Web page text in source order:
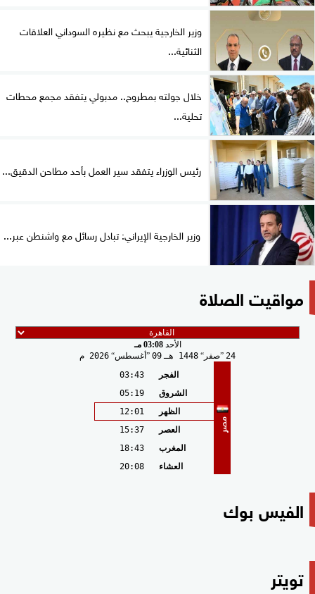
وزير الخارجية يبحث مع نظيره السوداني العلاقات
الثنائية...
خلال جولته بمطروح.. مدبولي يتفقد مجمع محطات
تحلية...
رئيس الوزراء يتفقد سير العمل بأحد مطاحن الدقيق...
وزير الخارجية الإيراني: تبادل رسائل مع واشنطن عبر...
مواقيت الصلاة
الأحد03:08 مـ
24 صفر 1448 هـ 09 أغسطس 2026 م
مصر
الفجر
03:43
الشروق
05:19
الظهر
12:01
العصر
15:37
المغرب
18:43
العشاء
20:08
الفيس بوك
تويتر